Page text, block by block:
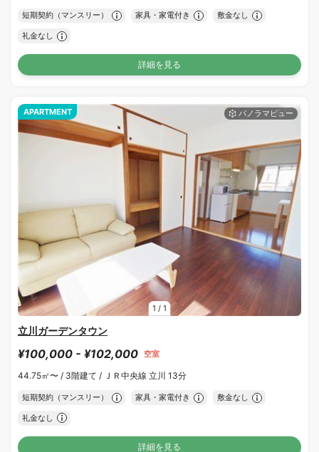
短期契約（マンスリー） 家具・家電付き 敷金なし
礼金なし
詳細を見る
1 / 1
APARTMENT
立川ガーデンタウン
¥100,000 - ¥102,000 空室
44.75㎡〜 / 3階建て / ＪＲ中央線 立川 13分
短期契約（マンスリー） 家具・家電付き 敷金なし
礼金なし
詳細を見る